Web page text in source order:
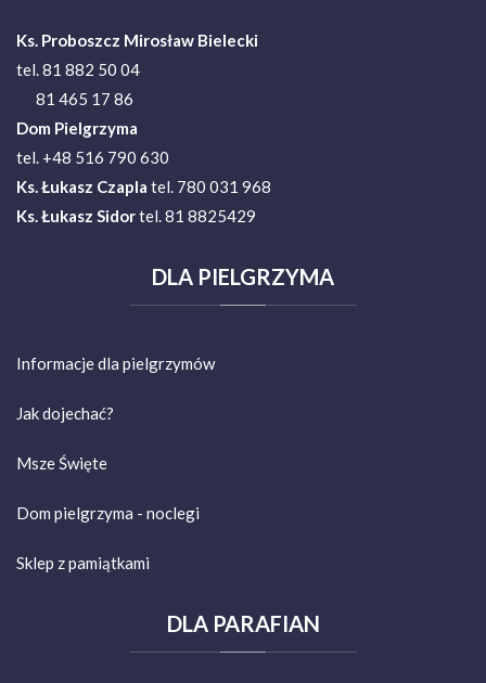
Ks. Proboszcz Mirosław Bielecki
tel. 81 882 50 04
81 465 17 86
Dom Pielgrzyma
tel. +48 516 790 630
Ks.Łukasz Czapla tel. 780 031 968
Ks. Łukasz Sidortel. 81 8825429
DLA PIELGRZYMA
Informacje dla pielgrzymów
Jak dojechać?
Msze Święte
Dom pielgrzyma - noclegi
Sklep z pamiątkami
DLAPARAFIAN